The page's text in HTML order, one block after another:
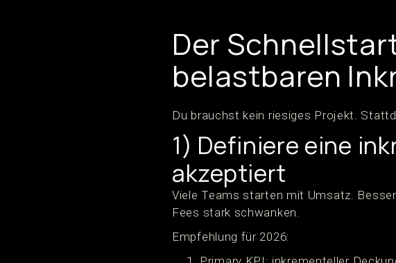
Der
belastbaren
Du brauchst kein riesiges Projekt.
1) Definiere eine
akzeptiert
Viele Teams starten mit Umsatz.
Fees stark schwanken.
Empfehlung für 2026: